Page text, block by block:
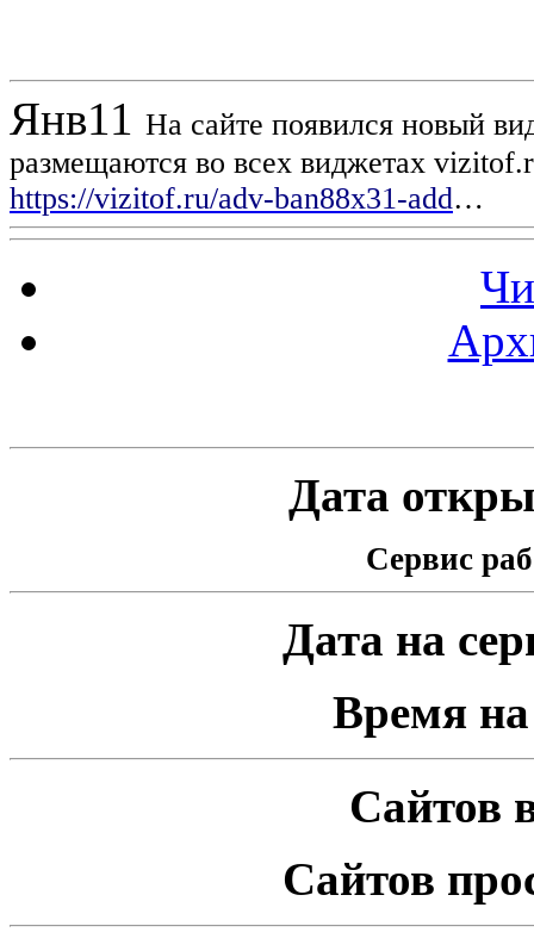
Янв11 На сайте появился новый
размещаются во всех виджетах
https://vizitof.ru/adv-ban88x31-add…
Дата
Сервис
Дата на
Время на
Сайтов
Сайтов